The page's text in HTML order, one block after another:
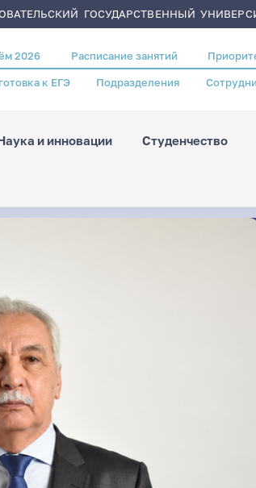
ГОСУДАРСТВЕННЫЙ
2026 Расписание занятий
к ЕГЭ Подразделения
и инновации Студенчество